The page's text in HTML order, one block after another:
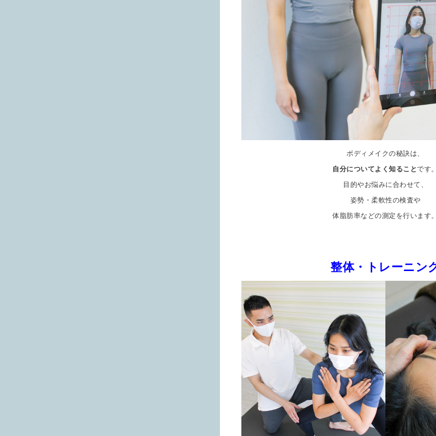
ボディメイクの秘訣は、
自分についてよく知ることです
目的やお悩みに合わせて、
姿勢・柔軟性の検査や
体脂肪率などの測定を行います
整体・トレーニン